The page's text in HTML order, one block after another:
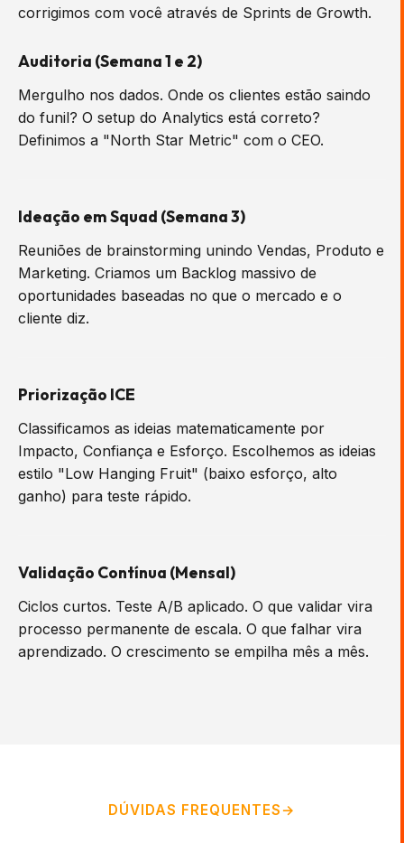
corrigimos com você através de Sprints de Growth.
Auditoria (Semana 1 e 2)
Mergulho nos dados. Onde os clientes estão saindo
do funil? O setup do Analytics está correto?
Definimos a "North Star Metric" com o CEO.
Ideação em Squad (Semana 3)
Reuniões de brainstorming unindo Vendas, Produto e
Marketing. Criamos um Backlog massivo de
oportunidades baseadas no que o mercado e o
cliente diz.
Priorização ICE
Classificamos as ideias matematicamente por
Impacto, Confiança e Esforço. Escolhemos as ideias
estilo "Low Hanging Fruit" (baixo esforço, alto
ganho) para teste rápido.
Validação Contínua (Mensal)
Ciclos curtos. Teste A/B aplicado. O que validar vira
processo permanente de escala. O que falhar vira
aprendizado. O crescimento se empilha mês a mês.
DÚVIDAS FREQUENTES